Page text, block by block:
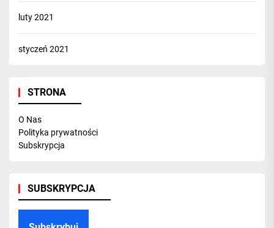
luty 2021
styczeń 2021
STRONA
O Nas
Polityka prywatności
Subskrypcja
SUBSKRYPCJA